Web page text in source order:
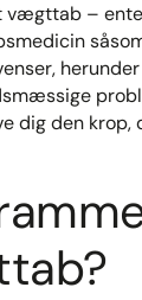
vægttab –
dig den